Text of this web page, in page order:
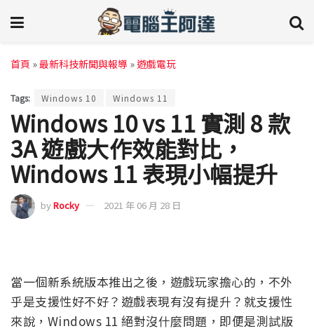
首頁 »最新科技新聞與報導 »遊戲電玩
Tags: Windows 10 Windows 11
Windows 10 vs 11 實測 8 款
3A 遊戲大作效能對比，
Windows 11 表現小幅提升
byRocky 2021 年 06 月 28 日
當一個新系統版本推出之後，遊戲玩家擔心的，不外
乎是支援性好不好？遊戲表現有沒有提升？就支援性
來說，Windows 11 絕對沒什麼問題，即便是測試版